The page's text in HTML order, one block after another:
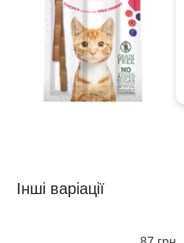
Інші варіації